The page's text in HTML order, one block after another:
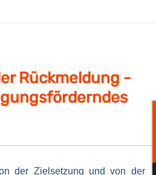
Rückmeldung -
der Zielsetzung und von der